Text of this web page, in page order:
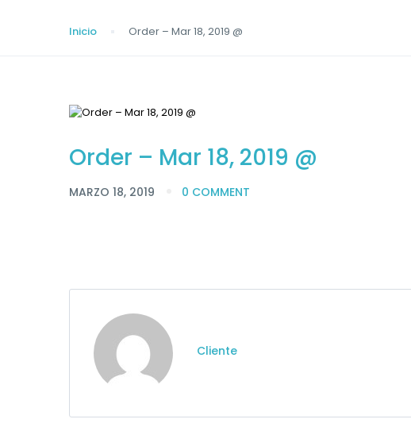
Inicio Order – Mar 18, 2019 @
Order – Mar 18, 2019 @
MARZO 18, 2019 0 COMMENT
Cliente